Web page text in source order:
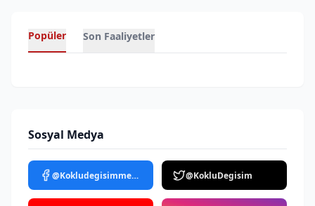
Popüler Son Faaliyetler
Sosyal Medya
@Kokludegisimmedya @KokluDegisim